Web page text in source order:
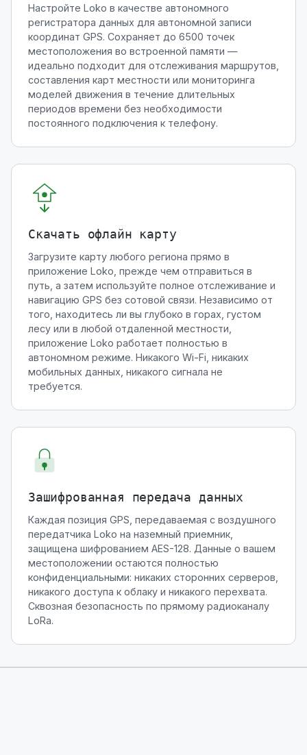
Настройте Loko в качестве автономного
регистратора данных для автономной записи
координат GPS. Сохраняет до 6500 точек
местоположения во встроенной памяти —
идеально подходит для отслеживания маршрутов,
составления карт местности или мониторинга
моделей движения в течение длительных
периодов времени без необходимости
постоянного подключения к телефону.
Скачать офлайн карту
Загрузите карту любого региона прямо в
приложение Loko, прежде чем отправиться в
путь, а затем используйте полное отслеживание и
навигацию GPS без сотовой связи. Независимо от
того, находитесь ли вы глубоко в горах, густом
лесу или в любой отдаленной местности,
приложение Loko работает полностью в
автономном режиме. Никакого Wi-Fi, никаких
мобильных данных, никакого сигнала не
требуется.
Зашифрованная передача данных
Каждая позиция GPS, передаваемая с воздушного
передатчика Loko на наземный приемник,
защищена шифрованием AES-128. Данные о вашем
местоположении остаются полностью
конфиденциальными: никаких сторонних серверов,
никакого доступа к облаку и никакого перехвата.
Сквозная безопасность по прямому радиоканалу
LoRa.